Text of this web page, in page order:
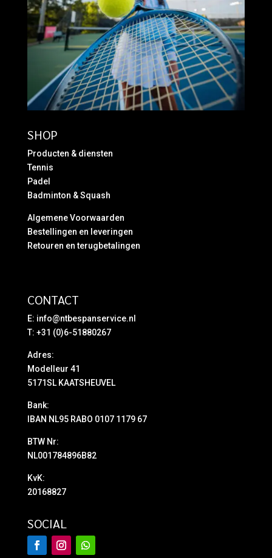
SHOP
Producten & diensten
Tennis
Padel
Badminton & Squash
Algemene Voorwaarden
Bestellingen en leveringen
Retouren en terugbetalingen
CONTACT
E: info@ntbespanservice.nl
T: +31 (0)6-51880267
Adres:
Modelleur 41
5171SL KAATSHEUVEL
Bank:
IBAN NL95 RABO 0107 1179 67
BTW Nr:
NL001784896B82
KvK:
20168827
SOCIAL